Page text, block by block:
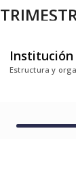
Institución
Estructura y
02-07-2025
02-07-2025